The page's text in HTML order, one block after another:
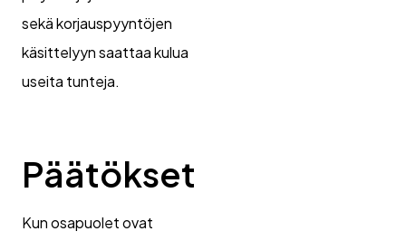
sekä korjauspyyntöjen
käsittelyyn saattaa kulua
useita tunteja.
Päätökset
Kun osapuolet ovat